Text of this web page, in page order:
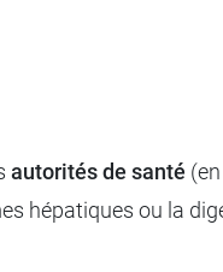
autorités de santé
hépatiques ou la